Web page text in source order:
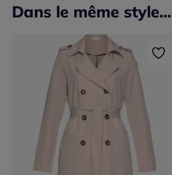
Dans le même style...